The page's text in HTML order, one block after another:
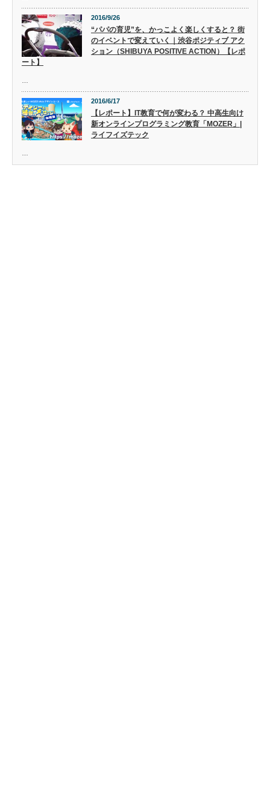
2016/9/26
“パパの育児”を、かっこよく楽しくすると？ 街
のイベントで変えていく｜渋谷ポジティブ アク
ション（SHIBUYA POSITIVE ACTION）【レポ
ート】
2016/6/17
【レポート】IT教育で何が変わる？ 中高生向け
新オンラインプログラミング教育「MOZER」|
ライフイズテック